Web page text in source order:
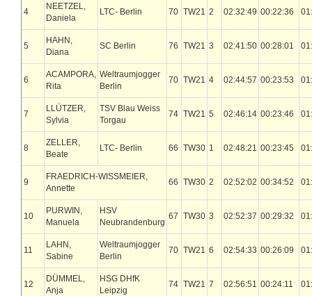
4
NEETZEL,
Daniela
LTC- Berlin 70 TW21 2 02:32:49 00:22:36
5
HAHN,
Diana
SC Berlin 76 TW21 3 02:41:50 00:28:01
6
ACAMPORA,
Rita
Weltraumjogger
Berlin
70 TW21 4 02:44:57 00:23:53
7
LLÜTZER,
Sylvia
TSV Blau Weiss
Torgau
74 TW21 5 02:46:14 00:23:46
8
ZELLER,
Beate
LTC- Berlin 66 TW30 1 02:48:21 00:23:45
9
FRAEDRICH-WISSMEIER,
Annette
66 TW30 2 02:52:02 00:34:52
10
PURWIN,
Manuela
HSV
Neubrandenburg
67 TW30 3 02:52:37 00:29:32
11
LAHN,
Sabine
Weltraumjogger
Berlin
70 TW21 6 02:54:33 00:26:09
12
DÜMMEL,
Anja
HSG DHfK
Leipzig
74 TW21 7 02:56:51 00:24:11